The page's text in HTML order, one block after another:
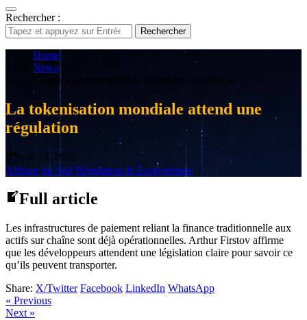
Rechercher :
Rechercher
Home
News
La tokenisation mondiale attend une régulation
La tokenisation mondiale attend une
régulation
mai 28, 2026
Afrique du Sud Régulation & Écosystèmes
Full article
Les infrastructures de paiement reliant la finance traditionnelle aux
actifs sur chaîne sont déjà opérationnelles. Arthur Firstov affirme
que les développeurs attendent une législation claire pour savoir ce
qu’ils peuvent transporter.
Share: X/Twitter Facebook LinkedIn WhatsApp
« Previous
Next »